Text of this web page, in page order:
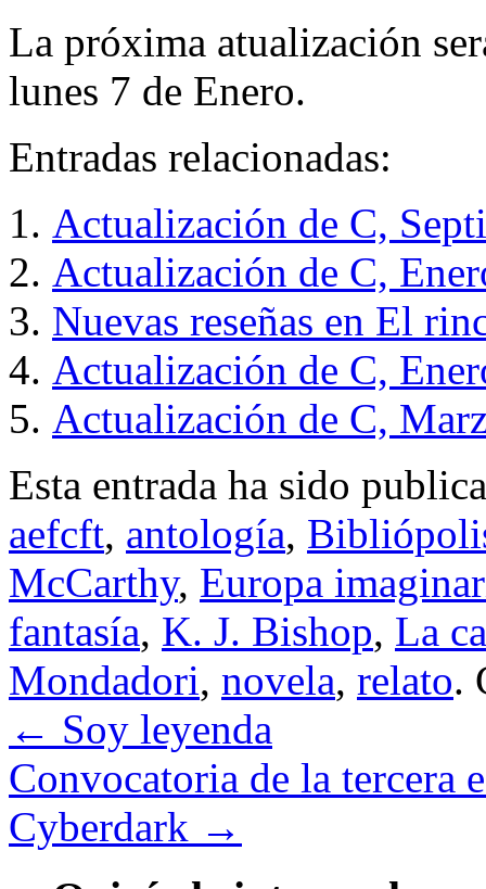
La próxima atualización
lunes 7 de Enero.
Entradas relacionadas:
Actualización de C,
Actualización de C,
Nuevas reseñas en El
Actualización de C,
Actualización de C,
Esta entrada ha sido
aefcft, antología,
McCarthy, Europa
fantasía, K. J. Bishop, La
Mondadori, novela, relato.
← Soy leyenda
Convocatoria de la tercera
Cyberdark →